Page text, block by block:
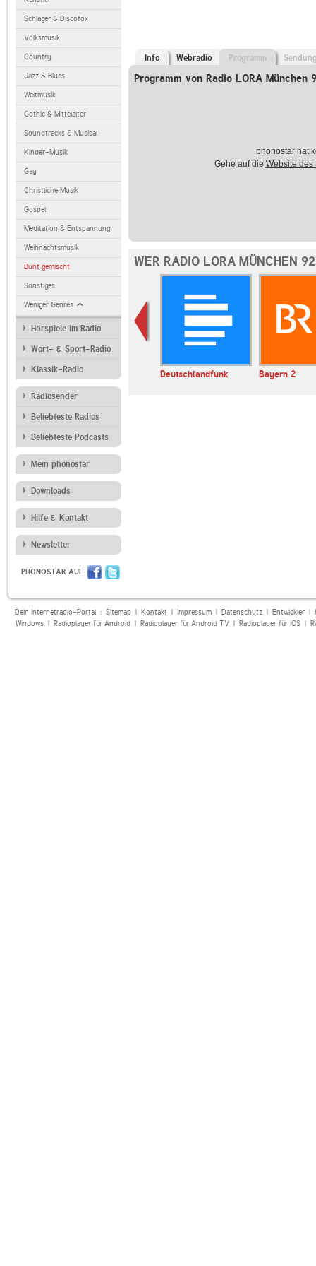
Schlager & Discofox
Volksmusik
Country
Jazz & Blues
Weltmusik
Gothic & Mittelalter
Soundtracks & Musical
Kinder-Musik
Gay
Christliche Musik
Gospel
Meditation & Entspannung
Weihnachtsmusik
Bunt gemischt
Sonstiges
Weniger Genres
Hörspiele im Radio
Wort- & Sport-Radio
Klassik-Radio
Radiosender
Beliebteste Radios
Beliebteste Podcasts
Mein phonostar
Downloads
Hilfe & Kontakt
Newsletter
PHONOSTAR AUF
Info Webradio Programm
Programm von Radio LORA München
phonostar hat
Gehe auf die Website des
WER RADIO LORA MÜNCHEN
SWR1 Baden-
Württemberg
Deutschlandfunk Bayern 2
Dein Internetradio-Portal : Sitemap| Kontakt| Impressum| Datenschutz| Entwickler|
Windows| Radioplayer für Android| Radioplayer für Android TV| Radioplayer für iOS|